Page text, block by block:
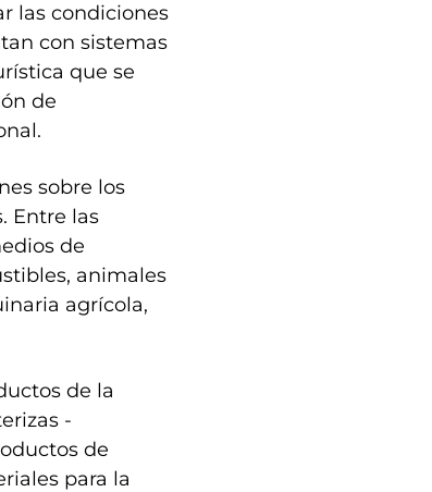
las condiciones
con sistemas
que se
de
sobre los
Entre las
de
animales
agrícola,
de la
-
de
para la